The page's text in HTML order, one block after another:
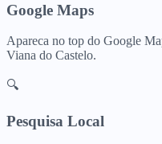
Google Maps
Apareca no top do Google
Viana do Castelo.
🔍
Pesquisa Local